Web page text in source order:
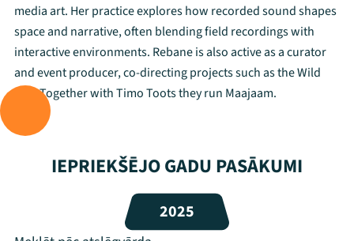
Mana programma
Festivāls
Arhīvs
Viņi bija LAMPĀ 2026
Jaunumi
media art. Her practice explores how recorded sound shapes
space and narrative, often blending field recordings with
interactive environments. Rebane is also active as a curator
and event producer, co-directing projects such as the Wild
Bits. Together with Timo Toots they run Maajaam.
IEPRIEKŠĒJO GADU PASĀKUMI
2025